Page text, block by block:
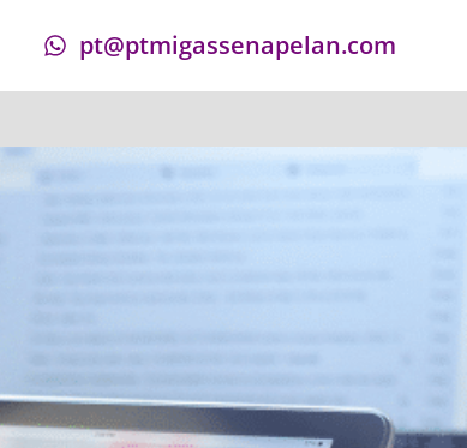
pt@ptmigassenapelan.com